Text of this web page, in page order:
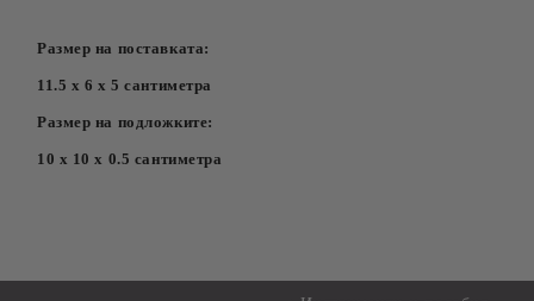
Размер на поставката:
11.5 х 6 х 5 сантиметра
Размер на подложките:
10 х 10 х 0.5 сантиметра